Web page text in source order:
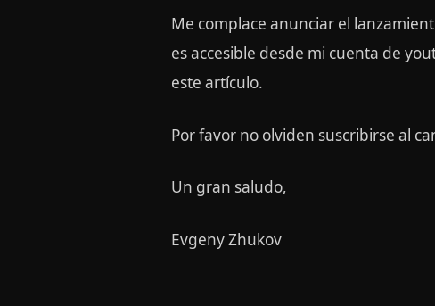
Me complace anunciar el
es accesible desde mi cuenta de
este artículo.
Por favor no olviden suscribirse al
Un gran saludo,
Evgeny Zhukov